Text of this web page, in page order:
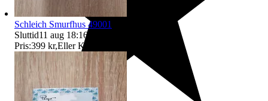
Schleich Smurfhus 49001
Sluttid11 aug 18:16
Pris:399 kr,Eller Köp nu